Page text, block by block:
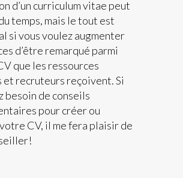
d’un curriculum vitae peut
temps, mais le tout est
si vous voulez augmenter
d’être remarqué parmi
que les ressources
et recruteurs reçoivent. Si
besoin de conseils
pour créer ou
CV, il me fera plaisir de